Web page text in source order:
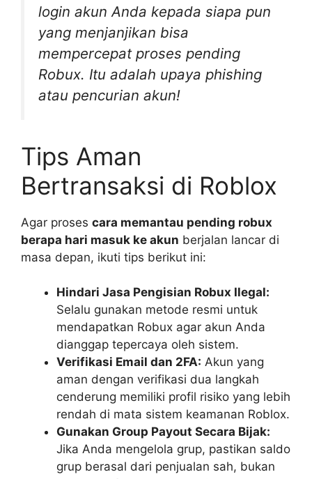
login akun Anda kepada siapa pun
yang menjanjikan bisa
mempercepat proses pending
Robux. Itu adalah upaya phishing
atau pencurian akun!
Tips Aman
Bertransaksi di Roblox
Agar proses cara memantau pending robux
berapa hari masuk ke akun berjalan lancar di
masa depan, ikuti tips berikut ini:
Hindari Jasa Pengisian Robux Ilegal:
Selalu gunakan metode resmi untuk
mendapatkan Robux agar akun Anda
dianggap tepercaya oleh sistem.
Verifikasi Email dan 2FA: Akun yang
aman dengan verifikasi dua langkah
cenderung memiliki profil risiko yang lebih
rendah di mata sistem keamanan Roblox.
Gunakan Group Payout Secara Bijak:
Jika Anda mengelola grup, pastikan saldo
grup berasal dari penjualan sah, bukan